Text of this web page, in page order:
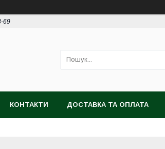
69
КОНТАКТИ ДОСТАВКА ТА ОПЛАТА